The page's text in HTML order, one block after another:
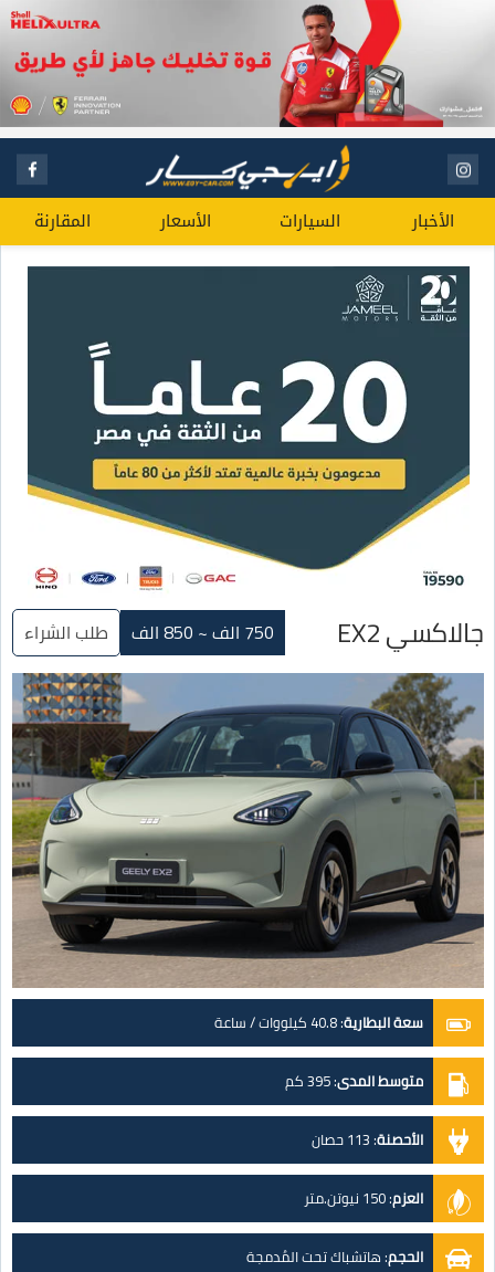
الأخبار السيارات الأسعار المقارنة
جالاكسي EX2 750 الف ~ 850 الف طلب الشراء
سعة البطارية:40.8 كيلووات / ساعة
متوسط المدى:395 كم
الأحصنة:113 حصان
العزم:150 نيوتن.متر
الحجم:هاتشباك تحت المُدمجة